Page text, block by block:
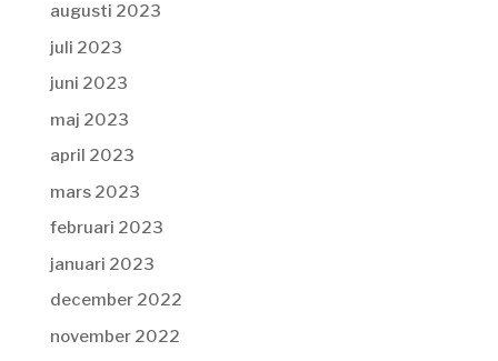
augusti 2023
juli 2023
juni 2023
maj 2023
april 2023
mars 2023
februari 2023
januari 2023
december 2022
november 2022